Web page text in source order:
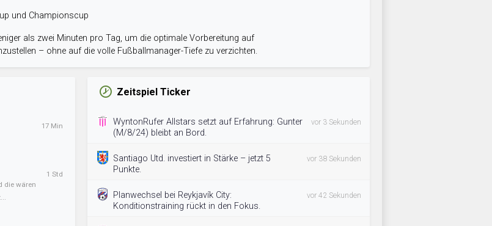
und Championscup
als zwei Minuten pro Tag, um die optimale Vorbereitung auf
– ohne auf die volle Fußballmanager-Tiefe zu verzichten.
17 Min
die wären
1 Std
Zeitspiel Ticker
WyntonRufer Allstars setzt auf Erfahrung: Gunter
(M/8/24) bleibt an Bord.
vor 3 Sekunden
Santiago Utd. investiert in Stärke – jetzt 5
Punkte.
vor 38 Sekunden
Planwechsel bei Reykjavík City:
Konditionstraining rückt in den Fokus.
vor 42 Sekunden